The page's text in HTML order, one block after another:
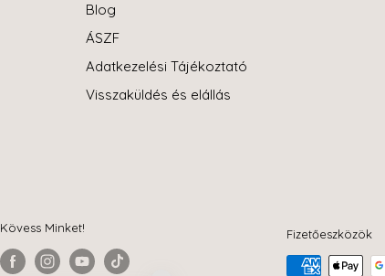
Blog
ÁSZF
Adatkezelési Tájékoztató
Visszaküldés és elállás
Kövess Minket! Fizetőeszközök